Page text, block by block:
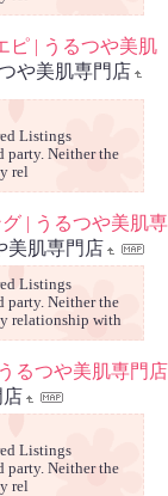
ピ | うるつや美肌
や美肌専門店
Listings
party. Neither the
rel
| うるつや美肌専
美肌専門店
Listings
party. Neither the
relationship with
るつや美肌専門店
店
Listings
party. Neither the
rel